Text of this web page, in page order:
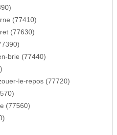
(77410)
(77630)
brie (77440)
le-repos (77720)
(77560)